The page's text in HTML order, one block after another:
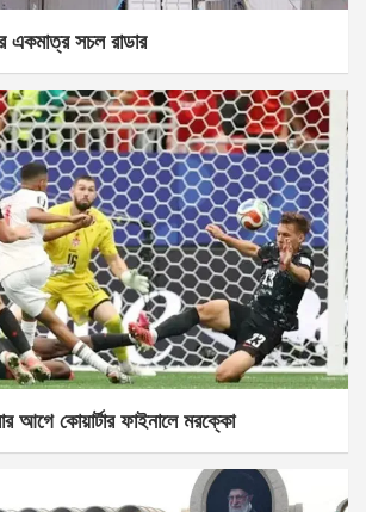
একমাত্র সচল রাডার
আগে কোয়ার্টার ফাইনালে মরক্কো